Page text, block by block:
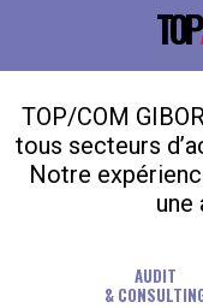
TOP
TOP/COM
tous secteurs
Notre
une
AUDIT
&